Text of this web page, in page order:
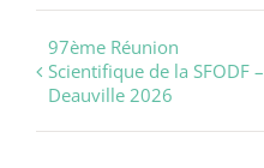
Navigation
évènement
97ème Réunion
Scientifique de la SFODF –
Deauville 2026